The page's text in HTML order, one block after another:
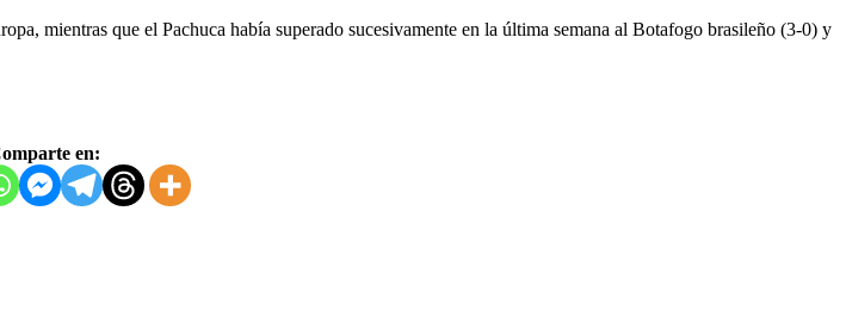
mientras que el Pachuca había superado sucesivamente en la última semana al Botafogo brasileño (3-0) y
en: